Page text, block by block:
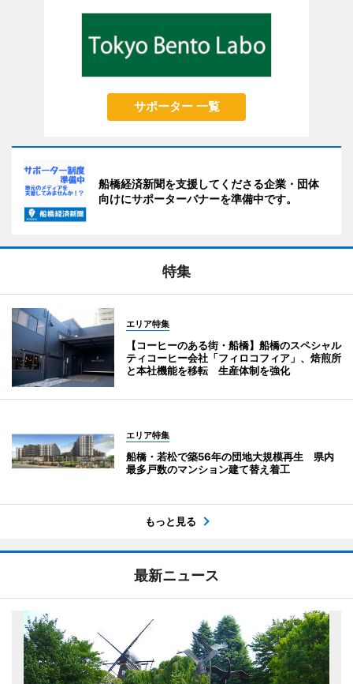
サポーター 一覧
船橋経済新聞を支援してくださる企業・団体
向けにサポーターバナーを準備中です。
特集
エリア特集
【コーヒーのある街・船橋】船橋のスペシャル
ティコーヒー会社「フィロコフィア」、焙煎所
と本社機能を移転 生産体制を強化
エリア特集
船橋・若松で築56年の団地大規模再生 県内
最多戸数のマンション建て替え着工
もっと見る
最新ニュース